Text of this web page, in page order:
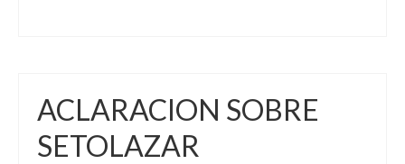
ACLARACION SOBRE
SETOLAZAR